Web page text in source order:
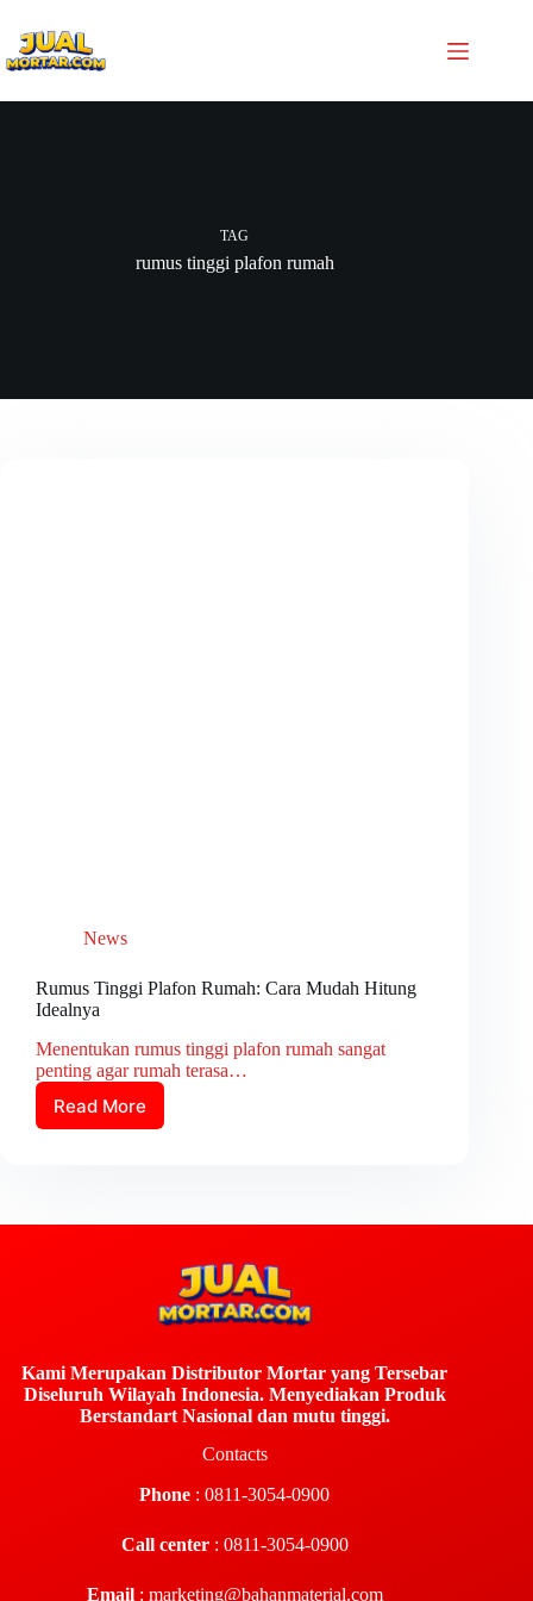
TAG
rumus tinggi plafon rumah
News
Rumus Tinggi Plafon Rumah: Cara Mudah Hitung
Idealnya
Menentukan rumus tinggi plafon rumah sangat
penting agar rumah terasa…
Read More
Kami Merupakan Distributor Mortar yang Tersebar
Diseluruh Wilayah Indonesia. Menyediakan Produk
Berstandart Nasional dan mutu tinggi.
Contacts
Phone : 0811-3054-0900
Call center : 0811-3054-0900
Email: marketing@bahanmaterial.com